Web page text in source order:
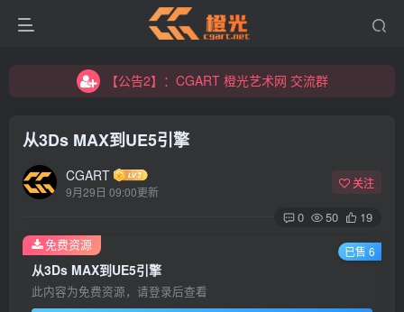
【公告2】：CGART 橙光艺术网 交流群
【公告2】：CGART 橙光艺术网 交流群
从3Ds MAX到UE5引擎
CGART
9月29日 09:00更新
关注
0 50 19
从3Ds MAX到UE5引擎
此内容为免费资源，请登录后查看
免费资源 已售 6
登录
没有账号？立即注册